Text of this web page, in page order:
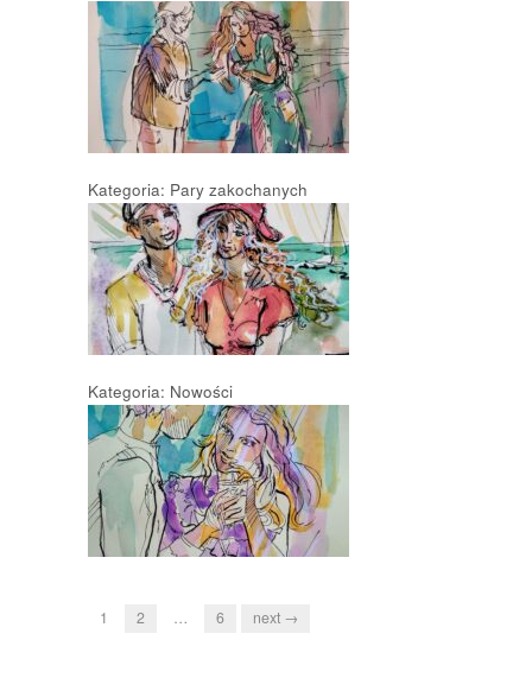
Kategoria: Pary zakochanych
Kategoria: Nowości
1 2 … 6 next →